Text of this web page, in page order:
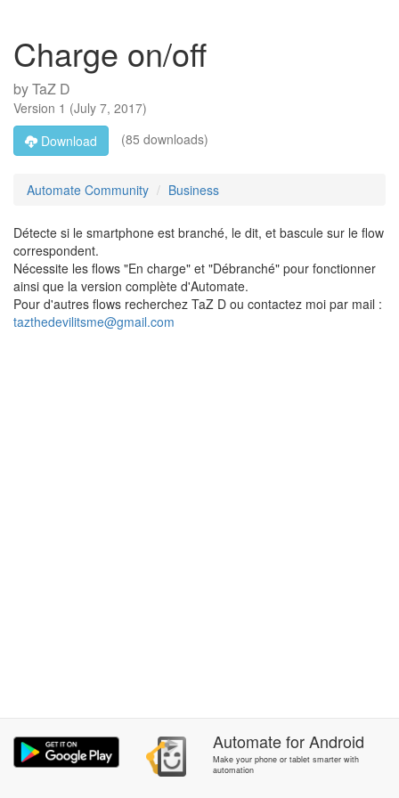
Charge on/off
byTaZ D
Version 1 (July 7, 2017)
Download
(85 downloads)
Automate Community Business
Détecte si le smartphone est branché, le dit, et bascule sur le flow
correspondent.
Nécessite les flows "En charge" et "Débranché" pour fonctionner
ainsi que la version complète d'Automate.
Pour d'autres flows recherchez TaZ D ou contactez moi par mail :
tazthedevilitsme@gmail.com
AutomateforAndroid
Make your phone or tablet smarter with
automation